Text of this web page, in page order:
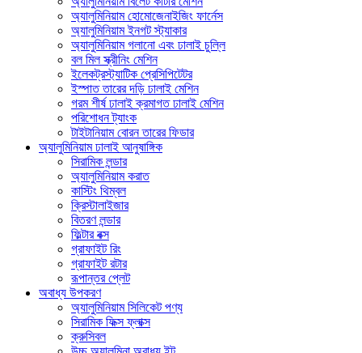
অ্যালুমিনিয়াম হোমোজেনাইজিং ফার্নেস
অ্যালুমিনিয়াম ইনগট স্ট্যাকার
অ্যালুমিনিয়াম গলানো এবং ঢালাই চুল্লি
বল মিল স্ক্রীনিং মেশিন
ইলেকট্রস্ট্যাটিক প্রেসিপিটেটর
ইস্পাত তারের দড়ি ঢালাই মেশিন
গরম শীর্ষ ঢালাই ক্রমাগত ঢালাই মেশিন
পরিশোধন ট্যাংক
টাইটানিয়াম বোরন তারের ফিডার
অ্যালুমিনিয়াম ঢালাই আনুষাঙ্গিক
সিরামিক লন্ডার
অ্যালুমিনিয়াম করাত
কাস্টিং থিম্বল
ক্রিস্টালাইজার
বিতরণ লন্ডার
ফিল্টার বক্স
গ্রাফাইট রিং
গ্রাফাইট রটার
রূপান্তর প্লেট
অবাধ্য উপকরণ
অ্যালুমিনিয়াম সিলিকেট পণ্য
সিরামিক ফিক্স ফ্লাক্স
ক্রুসিবল